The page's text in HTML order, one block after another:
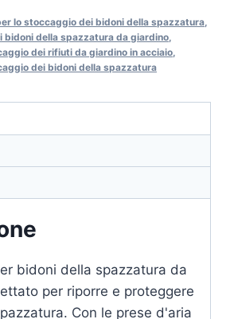
lo stoccaggio dei bidoni della spazzatura,
bidoni della spazzatura da giardino,
dei rifiuti da giardino in acciaio,
dei bidoni della spazzatura
bidoni della spazzatura da
per riporre e proteggere
Con le prese d'aria